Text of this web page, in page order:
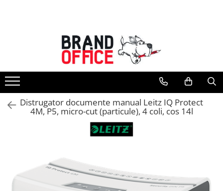
Unitate Protejata - PRODUCTIE
Hartie copiator si produse
tipografice
Produse consumabile din hartie
Detergenti si dezinfectanti
Saci menajeri (Unitate Protejata)
Agende personalizabile
Organizatoare business
Distrugator documente manual Leitz IQ Protect
4M, P5, micro-cut (particule), 4 coli, cos 14l